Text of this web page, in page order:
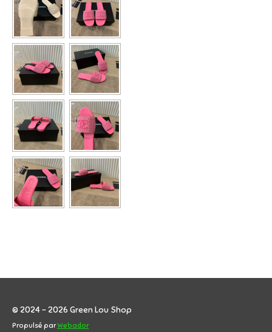
© 2024 - 2026 Green Lou Shop
Propulsé parWebador